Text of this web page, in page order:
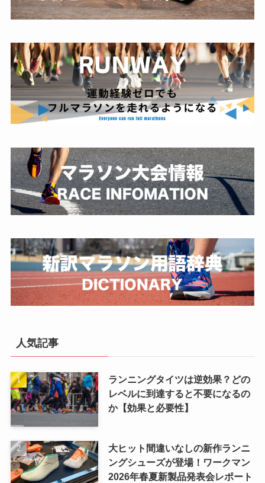
人気記事
ランニングタイツは逆効果？どの
レベルに到達すると不要になるの
か【効果と必要性】
大ヒット間違いなしの新作ランニ
ングシューズが登場！ワークマン
2026年春夏新製品発表会レポート